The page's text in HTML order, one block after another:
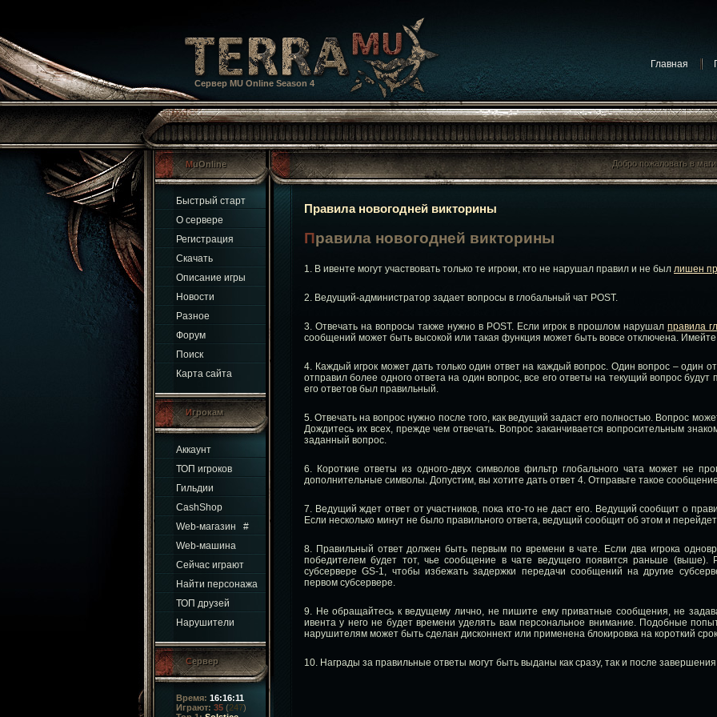
Сервер MU Online Season 4
Главная
MuOnline
Быстрый старт
О сервере
Регистрация
Скачать
Описание игры
Новости
Разное
Форум
Поиск
Карта сайта
Игрокам
Аккаунт
ТОП игроков
Гильдии
CashShop
Web-магазин
#
Web-машина
Сейчас играют
Найти персонажа
ТОП друзей
Нарушители
Сервер
Время: 16:16:12
Играют: 35 (247)
Добро пожаловать в
Добро пожаловать в
Правила новогодней викторины
Правила новогодней викторины
1. В ивенте могут участвовать только те игроки, кто не нарушал правил и не был лишен
2. Ведущий-администратор задает вопросы в глобальный чат POST.
3. Отвечать на вопросы также нужно в POST. Если игрок в прошлом нарушал правила
сообщений может быть высокой или такая функция может быть вовсе отключена. Имейте
4. Каждый игрок может дать только один ответ на каждый вопрос. Один вопрос – один
отправил более одного ответа на один вопрос, все его ответы на текущий вопрос
его ответов был правильный.
5. Отвечать на вопрос нужно после того, как ведущий задаст его полностью. Вопрос
Дождитесь их всех, прежде чем отвечать. Вопрос заканчивается вопросительным
заданный вопрос.
6. Короткие ответы из одного-двух символов фильтр глобального чата может не
дополнительные символы. Допустим, вы хотите дать ответ 4. Отправьте такое
7. Ведущий ждет ответ от участников, пока кто-то не даст его. Ведущий сообщит о
Если несколько минут не было правильного ответа, ведущий сообщит об этом и
8. Правильный ответ должен быть первым по времени в чате. Если два игрока
победителем будет тот, чье сообщение в чате ведущего появится раньше (выше).
субсервере GS-1, чтобы избежать задержки передачи сообщений на другие
первом субсервере.
9. Не обращайтесь к ведущему лично, не пишите ему приватные сообщения, не
ивента у него не будет времени уделять вам персональное внимание. Подобные
нарушителям может быть сделан дисконнект или применена блокировка на короткий
10. Награды за правильные ответы могут быть выданы как сразу, так и после